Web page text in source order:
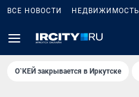
ВСЕ НОВОСТИ НЕДВИЖИМОСТЬ
О`КЕЙ закрывается в Иркутске